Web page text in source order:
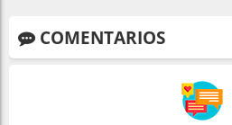
COMENTARIOS